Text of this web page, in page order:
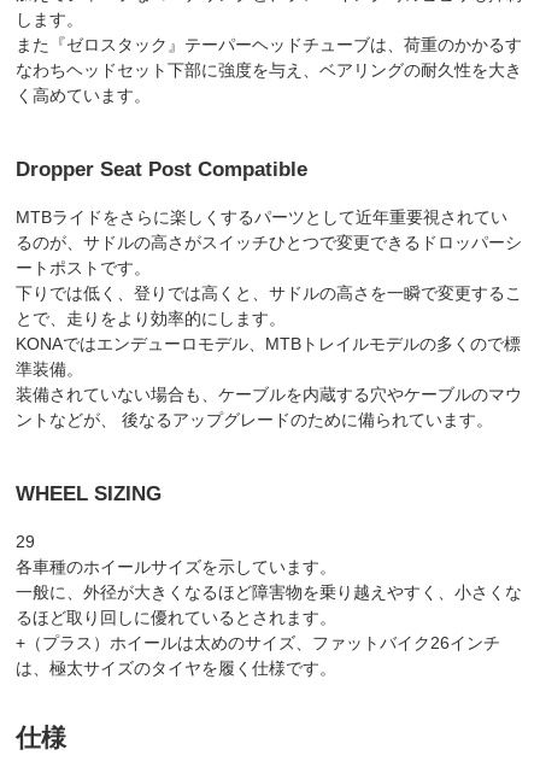
します。
また『ゼロスタック』テーパーヘッドチューブは、荷重のかかるす
なわちヘッドセット下部に強度を与え、ベアリングの耐久性を大き
く高めています。
Dropper Seat Post Compatible
MTBライドをさらに楽しくするパーツとして近年重要視されてい
るのが、サドルの高さがスイッチひとつで変更できるドロッパーシ
ートポストです。
下りでは低く、登りでは高くと、サドルの高さを一瞬で変更するこ
とで、走りをより効率的にします。
KONAではエンデューロモデル、MTBトレイルモデルの多くので標
準装備。
装備されていない場合も、ケーブルを内蔵する穴やケーブルのマウ
ントなどが、 後なるアップグレードのために備られています。
WHEEL SIZING
29
各車種のホイールサイズを示しています。
一般に、外径が大きくなるほど障害物を乗り越えやすく、小さくな
るほど取り回しに優れているとされます。
+（プラス）ホイールは太めのサイズ、ファットバイク26インチ
は、極太サイズのタイヤを履く仕様です。
仕様